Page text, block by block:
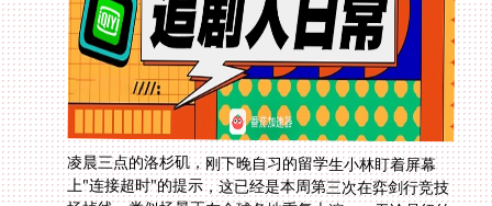
凌晨三点的洛杉矶，刚下晚自习的留学生小林盯着屏幕
上"连接超时"的提示，这已经是本周第三次在弈剑行竞技
场掉线。类似场景正在全球各地重复上演——无论是纽约
的投行分析师想在午休时打把世界Online，还是悉尼的
工程师想跟国内老友组队开荒，海外玩国服游戏的网络问
题就像一道无形的墙。天堂加速器排行榜上的产品五花八
门，但真正懂海外玩家痛点的解决方案寥寥无几。这篇文
章不谈虚的，直接拆解海外党选加速器的核心逻辑，顺便
回答那个被问烂的问题：美国怎么玩世界Online？出国